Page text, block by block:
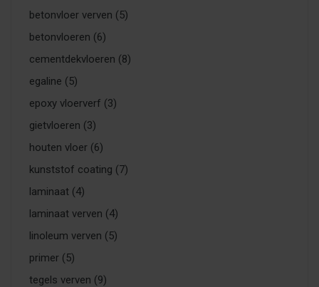
betonvloer verven (5)
betonvloeren (6)
cementdekvloeren (8)
egaline (5)
epoxy vloerverf (3)
gietvloeren (3)
houten vloer (6)
kunststof coating (7)
laminaat (4)
laminaat verven (4)
linoleum verven (5)
primer (5)
tegels verven (9)